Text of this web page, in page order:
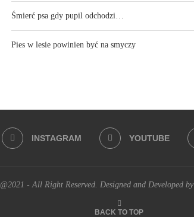
Śmierć psa gdy pupil odchodzi…
Pies w lesie powinien być na smyczy
INSTAGRAM YOUTUBE
@2021 - All Right Reserved. Designed and Developed by
BACK TO TOP